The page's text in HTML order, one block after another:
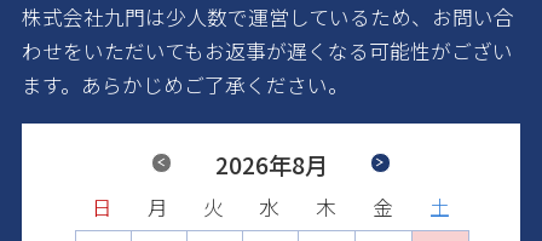
株式会社九門は少人数で運営しているため、お問い合
わせをいただいてもお返事が遅くなる可能性がござい
ます。あらかじめご了承ください。
2026年8月
日 月 火 水 木 金
土
日 月 火 水 木 金
土
日 月 火 水 木 金
土
日 月 火 水 木 金
土
日 月 火 水 木 金
土
日 月 火 水 木 金
土